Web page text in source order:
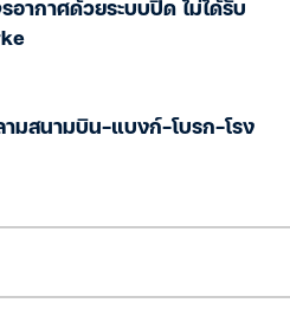
อากาศด้วยระบบปิด ไม่ได้รับ
มสนามบิน-แบงก์-โบรก-โรง